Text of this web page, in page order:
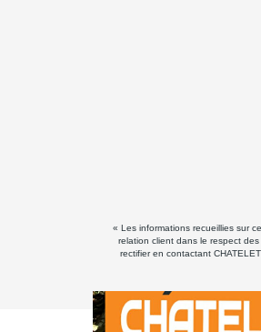
« Les informations recueillies sur
relation client dans le respect
rectifier en contactant